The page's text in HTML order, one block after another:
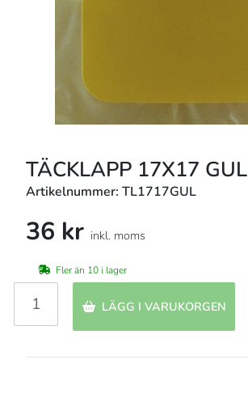
TÄCKLAPP 17X17 GUL
Artikelnummer: TL1717GUL
36 kr inkl. moms
Fler än 10 i lager
LÄGG I VARUKORGEN